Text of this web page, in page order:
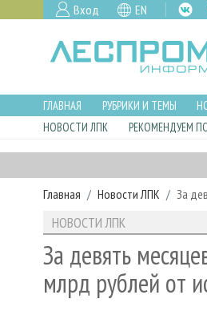
Вход EN
ГЛАВНАЯ РУБРИКИ И ТЕМЫ
НОВОСТИ ЛПК
РЕКОМЕНДУЕМ
Главная Новости ЛПК За
НОВОСТИ ЛПК
За девять
млрд рублей от